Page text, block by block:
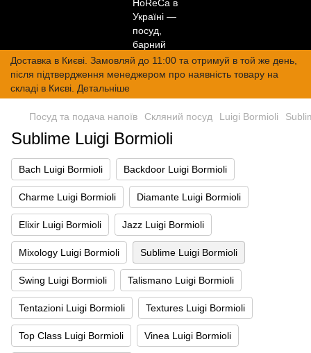
Доставка в Києві. Замовляй до 11:00 та отримуй в той же день,
після підтвердження менеджером про наявність товару на
складі в Києві. Детальніше
Посуд та подача напоїв Скляний посуд Luigi Bormioli
Sublime Luigi Bormioli
Bach Luigi Bormioli Backdoor Luigi Bormioli
Charme Luigi Bormioli Diamante Luigi Bormioli
Elixir Luigi Bormioli Jazz Luigi Bormioli
Mixology Luigi Bormioli Sublime Luigi Bormioli
Swing Luigi Bormioli Talismano Luigi Bormioli
Tentazioni Luigi Bormioli Textures Luigi Bormioli
Top Class Luigi Bormioli Vinea Luigi Bormioli